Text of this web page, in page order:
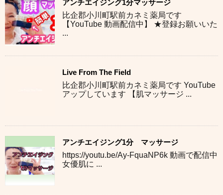
アンチエイジング1分マッサージ
比企郡小川町駅前カネミ薬局です
【YouTube 動画配信中】 ★登録お願いいた
...
Live From The Field
比企郡小川町駅前カネミ薬局です YouTube
アップしています 【肌マッサージ ...
アンチエイジング1分 マッサージ
https://youtu.be/Ay-FquaNP6k 動画で配信中
女優肌に ...